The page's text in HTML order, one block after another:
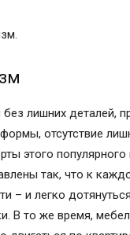
лишних деталей,
отсутствие
этого популярного
так, что к
– и легко
В то же время,